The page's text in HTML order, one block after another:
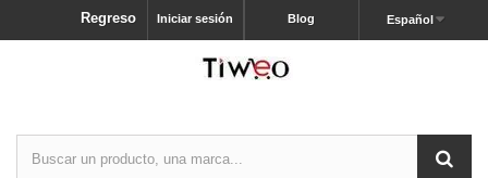
Español
Blog
Iniciar sesión
Regreso